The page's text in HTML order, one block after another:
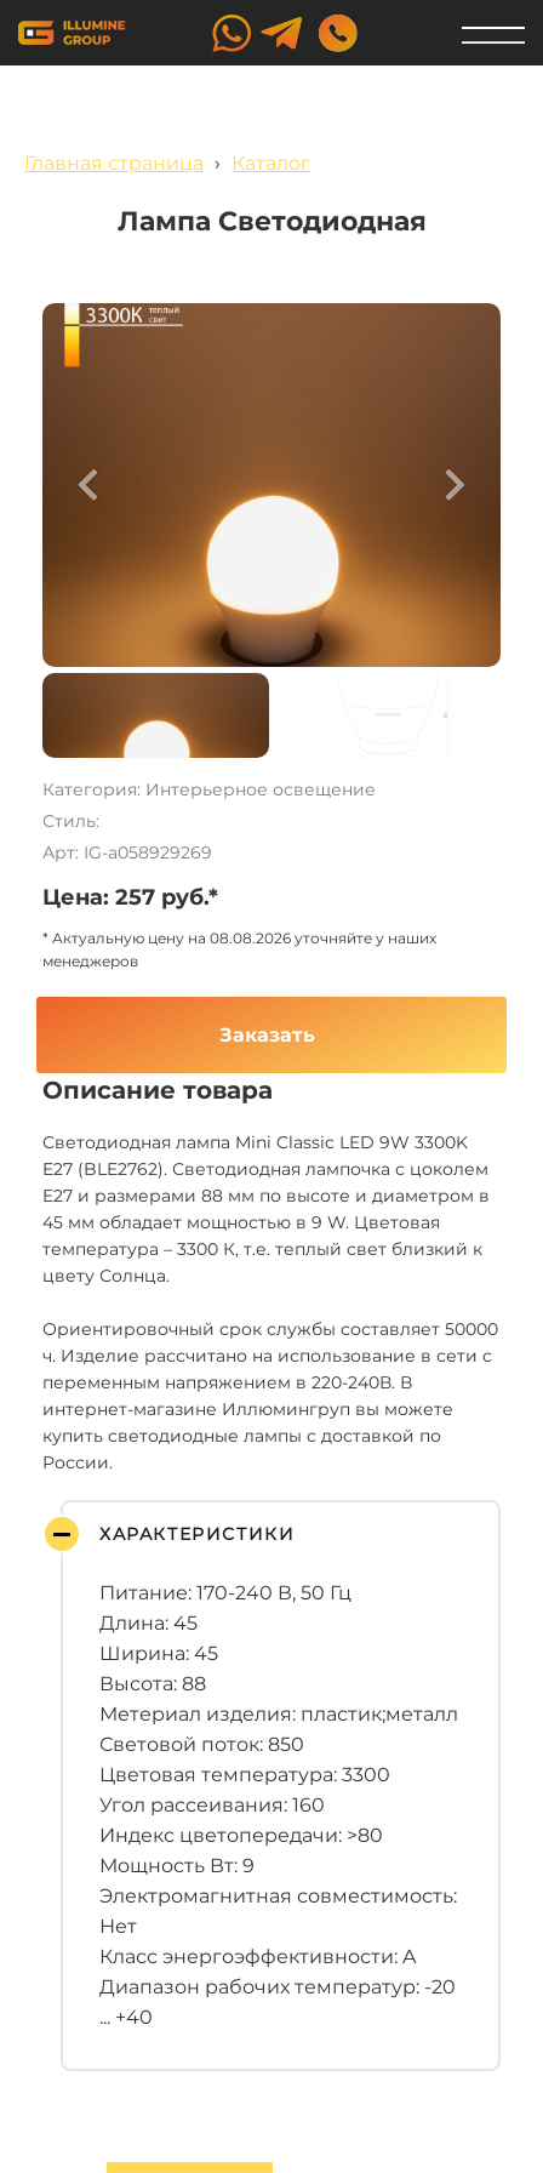
Главная страница › Каталог
Лампа Светодиодная
Категория: Интерьерное освещение
Стиль:
Арт: IG-a058929269
Цена: 257 руб.*
* Актуальную цену на 08.08.2026 уточняйте у наших
менеджеров
Заказать
Описание товара
Светодиодная лампа Mini Classic LED 9W 3300K
E27 (BLE2762). Светодиодная лампочка с цоколем
E27 и размерами 88 мм по высоте и диаметром в
45 мм обладает мощностью в 9 W. Цветовая
температура – 3300 К, т.е. теплый свет близкий к
цвету Солнца.
Ориентировочный срок службы составляет 50000
ч. Изделие рассчитано на использование в сети с
переменным напряжением в 220-240В. В
интернет-магазине Иллюмингруп вы можете
купить светодиодные лампы с доставкой по
России.
ХАРАКТЕРИСТИКИ
Питание: 170-240 В, 50 Гц
Длина: 45
Ширина: 45
Высота: 88
Метериал изделия: пластик;металл
Световой поток: 850
Цветовая температура: 3300
Угол рассеивания: 160
Индекс цветопередачи: >80
Мощность Вт: 9
Электромагнитная совместимость:
Нет
Класс энергоэффективности: A
Диапазон рабочих температур: -20
... +40